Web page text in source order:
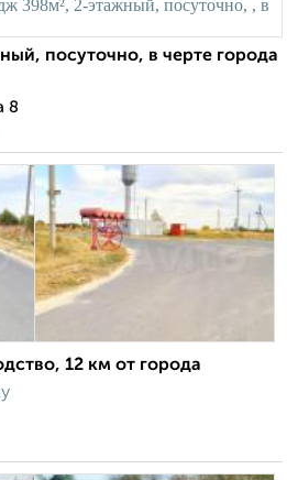
посуточно, в черте города
8
12 км от города